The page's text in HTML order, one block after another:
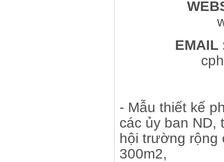
- Mẫu thiết kế
các ủy ban ND,
hội trường rộng
300m2,